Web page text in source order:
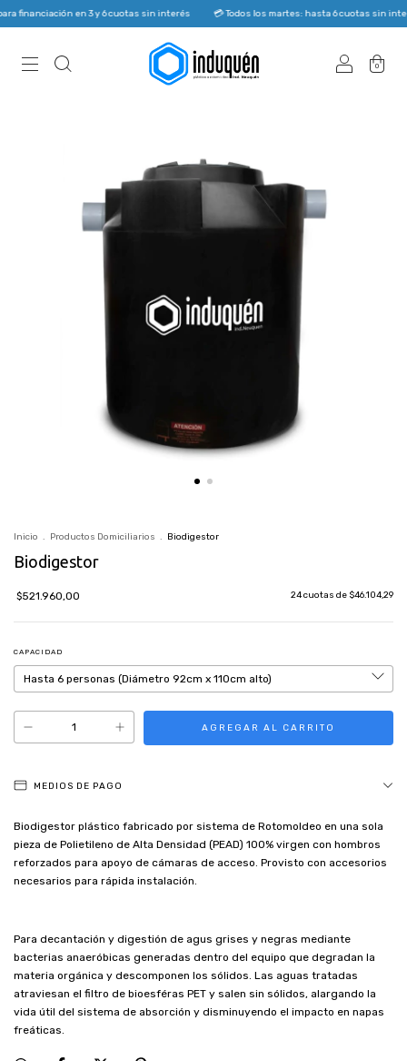
financiación en 3 y 6 cuotas sin interés 💳 Todos los martes: hasta 6 cuotas sin
0
Inicio . Productos Domiciliarios . Biodigestor
Biodigestor
$521.960,00 24cuotas de $46.104,29
CAPACIDAD
MEDIOS DE PAGO
Biodigestor plástico fabricado por sistema de Rotomoldeo en una sola
pieza de Polietileno de Alta Densidad (PEAD) 100% virgen con hombros
reforzados para apoyo de cámaras de acceso. Provisto con accesorios
necesarios para rápida instalación.
Para decantación y digestión de agus grises y negras mediante
bacterias anaeróbicas generadas dentro del equipo que degradan la
materia orgánica y descomponen los sólidos. Las aguas tratadas
atraviesan el filtro de bioesféras PET y salen sin sólidos, alargando la
vida útil del sistema de absorción y disminuyendo el impacto en napas
freáticas.